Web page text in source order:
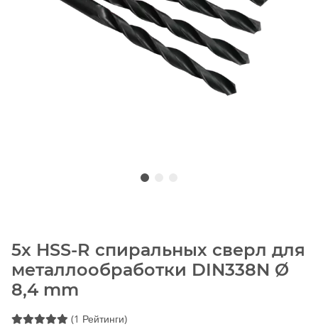
5x HSS-R спиральных сверл для
металлообработки DIN338N Ø
8,4 mm
(1 Рейтинги)